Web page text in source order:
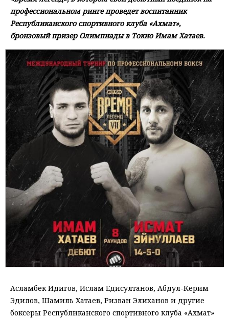
профессиональном ринге проведет воспитанник
Республиканского спортивного клуба «Ахмат»,
бронзовый призер Олимпиады в Токио Имам Хатаев.
Асламбек Идигов, Ислам Едисултанов, Абдул-Керим
Эдилов, Шамиль Хатаев, Ризван Элиханов и другие
боксеры Республиканского спортивного клуба «Ахмат»